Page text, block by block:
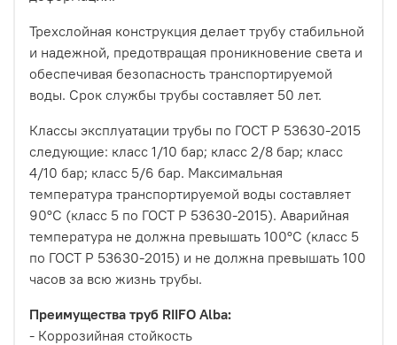
Трехслойная конструкция делает трубу стабильной
и надежной, предотвращая проникновение света и
обеспечивая безопасность транспортируемой
воды. Срок службы трубы составляет 50 лет.
Классы эксплуатации трубы по ГОСТ Р 53630-2015
следующие: класс 1/10 бар; класс 2/8 бар; класс
4/10 бар; класс 5/6 бар. Максимальная
температура транспортируемой воды составляет
90°С (класс 5 по ГОСТ Р 53630-2015). Аварийная
температура не должна превышать 100°С (класс 5
по ГОСТ Р 53630-2015) и не должна превышать 100
часов за всю жизнь трубы.
Преимущества труб RIIFO Alba:
- Коррозийная стойкость